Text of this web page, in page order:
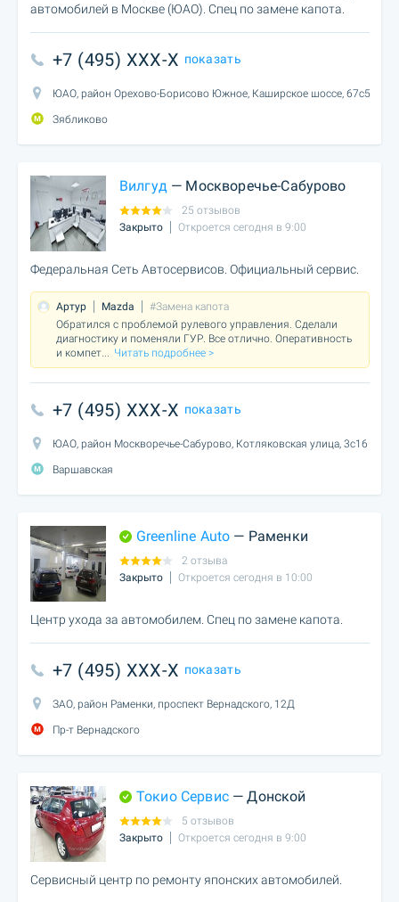
автомобилей в Москве (ЮАО). Спец по замене капота.
+7 (495) XXX-X показать
ЮАО, район Орехово-Борисово Южное, Каширское шоссе, 67с5
Зябликово
Вилгуд — Москворечье-Сабурово
25 отзывов
Закрыто
Откроется сегодня в 9:00
Федеральная Сеть Автосервисов. Официальный сервис.
Артур Mazda
#Замена капота
Обратился с проблемой рулевого управления. Сделали
диагностику и поменяли ГУР. Все отлично. Оперативность
и компет... Читать подробнее >
+7 (495) XXX-X показать
ЮАО, район Москворечье-Сабурово, Котляковская улица, 3с16
Варшавская
Greenline Auto — Раменки
2 отзыва
Закрыто
Откроется сегодня в 10:00
Центр ухода за автомобилем. Спец по замене капота.
+7 (495) XXX-X показать
ЗАО, район Раменки, проспект Вернадского, 12Д
Пр-т Вернадского
Токио Cервис— Донской
5 отзывов
Закрыто
Откроется сегодня в 9:00
Сервисный центр по ремонту японских автомобилей.